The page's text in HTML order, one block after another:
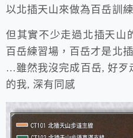
以北插天山來做為百岳訓
但其實不少走過北插天山
百岳練習場，百岳才是北
…雖然我沒完成百岳, 好歹
的我, 深有同感